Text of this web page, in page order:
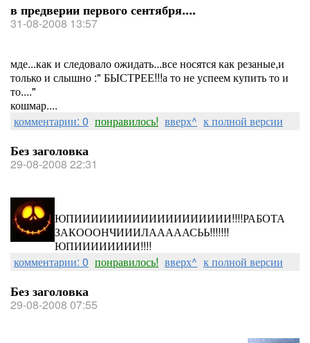
в предверии первого сентября....
31-08-2008 13:57
мде...как и следовало ожидать...все носятся как резаные,и
только и слышно :" БЫСТРЕЕ!!!а то не успеем купить то и
то...."
кошмар....
комментарии: 0 понравилось! вверх^ к полной версии
Без заголовка
29-08-2008 22:31
ЮПИИИИИИИИИИИИИИИИИИИ!!!!РАБОТА
ЗАКОООНЧИИИЛАААААСЬЬ!!!!!!!
ЮПИИИИИИИИ!!!!
комментарии: 0 понравилось! вверх^ к полной версии
Без заголовка
29-08-2008 07:55